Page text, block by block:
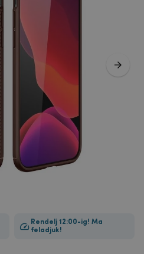
Rendelj 12:00-ig! Ma
feladjuk!